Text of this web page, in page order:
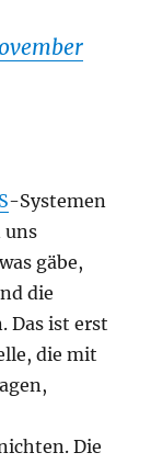
-Systemen
uns
gäbe,
die
Das ist erst
die mit
Die